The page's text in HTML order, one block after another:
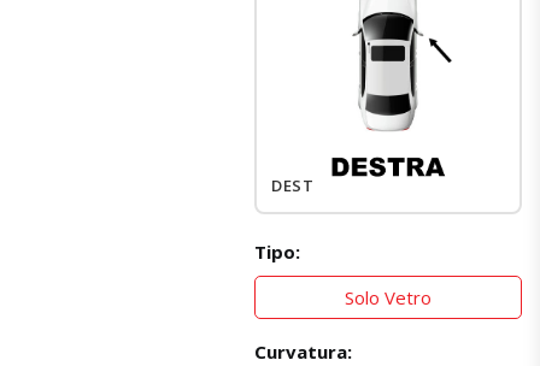
DESTRO
Tipo:
Solo Vetro
Curvatura: